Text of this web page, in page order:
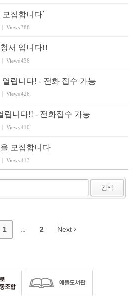
집합니다`
Views388
서 입니다!!
Views436
립니다! - 전화 접수 가능
Views426
립니다!! - 전화접수 가능
Views410
모집합니다
Views413
검색
1 ... 2 Next